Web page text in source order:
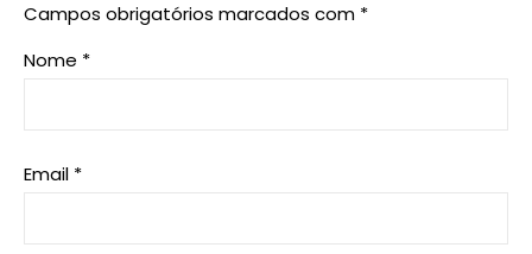
Campos obrigatórios marcados com *
Nome *
Email *